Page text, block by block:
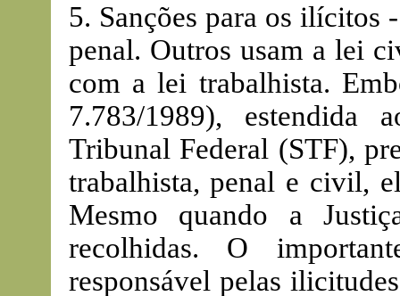
5. Sanções para os ilícitos
penal. Outros usam a lei
com a lei trabalhista.
7.783/1989), estendida
Tribunal Federal (STF),
trabalhista, penal e civil,
Mesmo quando a
recolhidas. O
responsável pelas